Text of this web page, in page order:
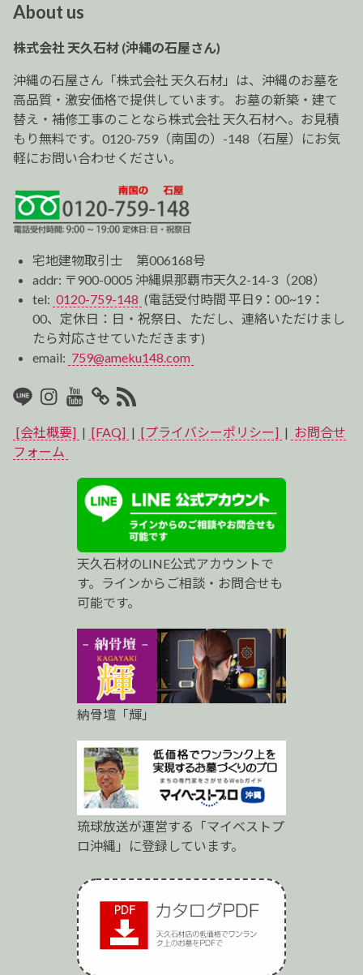
ゲ
ー
ョ
ン
About us
株式会社 天久石材 (沖縄の石屋さん)
沖縄の石屋さん「株式会社 天久石材」は、沖縄のお墓を
高品質・激安価格で提供しています。 お墓の新築・建て
替え・補修工事のことなら株式会社 天久石材へ。お見積
もり無料です。0120-759（南国の）-148（石屋）にお気
軽にお問い合わせください。
宅地建物取引士 第006168号
addr: 〒900-0005 沖縄県那覇市天久2-14-3（208）
tel: 0120-759-148 (電話受付時間 平日9：00~19：
00、定休日：日・祝祭日、ただし、連絡いただけまし
たら対応させていただきます)
email: 759@ameku148.com
LINEInstagram
Youtube
マ
イ
ス
ト
ロ
RSS2
[会社概要] | [FAQ] | [プライバシーポリシー] | お問合せ
フォーム
天久石材のLINE公式アカウントで
す。ラインからご相談・お問合せも
可能です。
納骨壇「輝」
琉球放送が運営する「マイベストプ
ロ沖縄」に登録しています。